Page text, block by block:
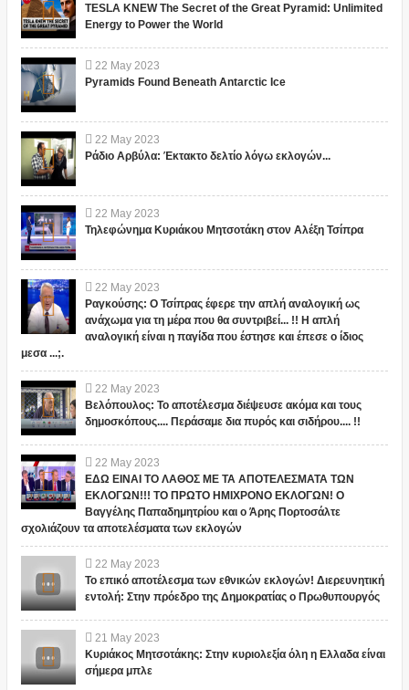
TESLA KNEW The Secret of the Great Pyramid: Unlimited
Energy to Power the World
22 May 2023
Pyramids Found Beneath Antarctic Ice
22 May 2023
Ράδιο Αρβύλα: Έκτακτο δελτίο λόγω εκλογών...
22 May 2023
Τηλεφώνημα Κυριάκου Μητσοτάκη στον Αλέξη Τσίπρα
22 May 2023
Ραγκούσης: Ο Τσίπρας έφερε την απλή αναλογική ως
ανάχωμα για τη μέρα που θα συντριβεί... !! Η απλή
αναλογική είναι η παγίδα που έστησε και έπεσε ο ίδιος
μεσα ...;.
22 May 2023
Βελόπουλος: Το αποτέλεσμα διέψευσε ακόμα και τους
δημοσκόπους.... Περάσαμε δια πυρός και σιδήρου.... !!
22 May 2023
ΕΔΩ ΕΙΝΑΙ ΤΟ ΛΑΘΟΣ ΜΕ ΤΑ ΑΠΟΤΕΛΕΣΜΑΤΑ ΤΩΝ
ΕΚΛΟΓΩΝ!!! ΤΟ ΠΡΩΤΟ ΗΜΙΧΡΟΝΟ ΕΚΛΟΓΩΝ! Ο
Βαγγέλης Παπαδημητρίου και ο Άρης Πορτοσάλτε
σχολιάζουν τα αποτελέσματα των εκλογών
22 May 2023
Το επικό αποτέλεσμα των εθνικών εκλογών! Διερευνητική
εντολή: Στην πρόεδρο της Δημοκρατίας ο Πρωθυπουργός
21 May 2023
Κυριάκος Μητσοτάκης: Στην κυριολεξία όλη η Ελλαδα είναι
σήμερα μπλε